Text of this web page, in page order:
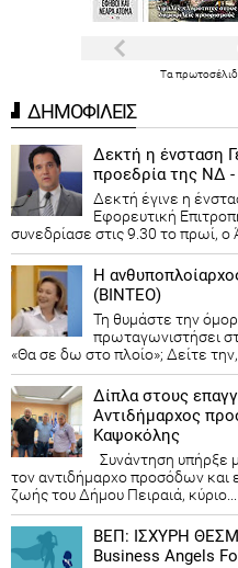
Τα
ΔΗΜΟΦΙΛΕΙΣ
Δεκτή η ένσταση
προεδρία της ΝΔ -
Δεκτή έγινε η
Εφορευτική
συνεδρίασε στις 9.30 το πρωί,
Η
(ΒΙΝΤΕΟ)
Τη θυμάστε την
πρωταγωνιστήσει
«Θα σε δω στο πλοίο»; Δείτε
Δίπλα στους
Αντιδήμαρχος
Καψοκόλης
Συνάντηση υπήρξε
τον αντιδήμαρχο προσόδων και
ζωής του Δήμου Πειραιά, κύριο...
ΒΕΠ: ΙΣΧΥΡΗ
Business Angels